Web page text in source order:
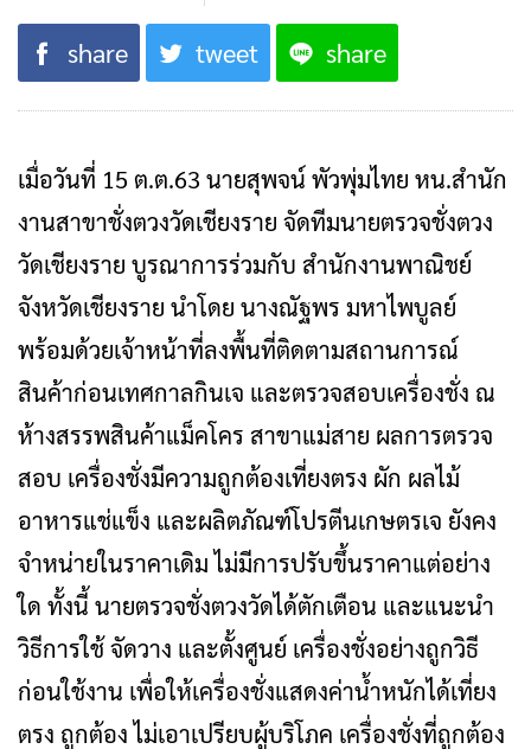
share tweet share
เมื่อวันที่​ 15 ต.ต.​63 นายสุพจน์ พัวพุ่มไทย หน.สำนัก​
งานสาขาชั่งตวงวัดเชียงราย จัดทีมนายตรวจชั่งตวง
วัดเชียงราย บูรณาการร่วมกับ สำนัก​งาน​พาณิชย์
จังหวัดเชียงราย นำโดย นางณัฐพร มหาไพบูลย์
พร้อมด้วยเจ้าหน้าที่ลงพื้นที่ติดตามสถานการณ์
สินค้าก่อนเทศกาลกินเจ และตรวจสอบเครื่องชั่ง ณ
ห้างสรรพสินค้าแม็คโคร สาขาแม่สาย ผลการตรวจ
สอบ เครื่องชั่งมีความถูกต้องเที่ยงตรง ผัก ผลไม้
อาหารแช่แข็ง และผลิตภัณฑ์โปรตีนเกษตรเจ ยังคง
จำหน่ายในราคาเดิม ไม่มีการปรับขึ้นราคาแต่อย่าง
ใด ทั้งนี้ นายตรวจชั่งตวงวัดได้ตักเตือน และแนะนำ
วิธีการใช้ จัดวาง และตั้งศูนย์ เครื่องชั่งอย่างถูกวิธี
ก่อนใช้งาน เพื่อให้เครื่องชั่งแสดงค่าน้ำหนักได้เที่ยง
ตรง ถูกต้อง ไม่เอาเปรียบผู้บริโภค​ เครื่องชั่งที่ถูกต้อง